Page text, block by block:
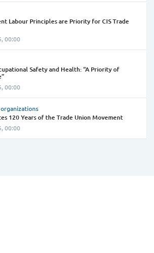
Labour Principles are Priority for CIS Trade
00:00
Safety and Health: “A Priority of
00:00
120 Years of the Trade Union Movement
00:00